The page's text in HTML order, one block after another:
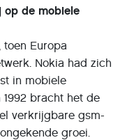
op de mobiele
Europa
Nokia had zich
in mobiele
bracht het de
verkrijgbare gsm-
groei.